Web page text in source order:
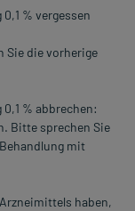
% vergessen
Sie die vorherige
% abbrechen:
Bitte sprechen Sie
mit
haben,